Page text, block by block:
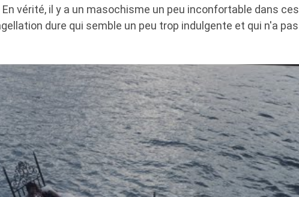
En vérité, il y a un masochisme un peu inconfortable dans ces
dure qui semble un peu trop indulgente et qui n'a pas